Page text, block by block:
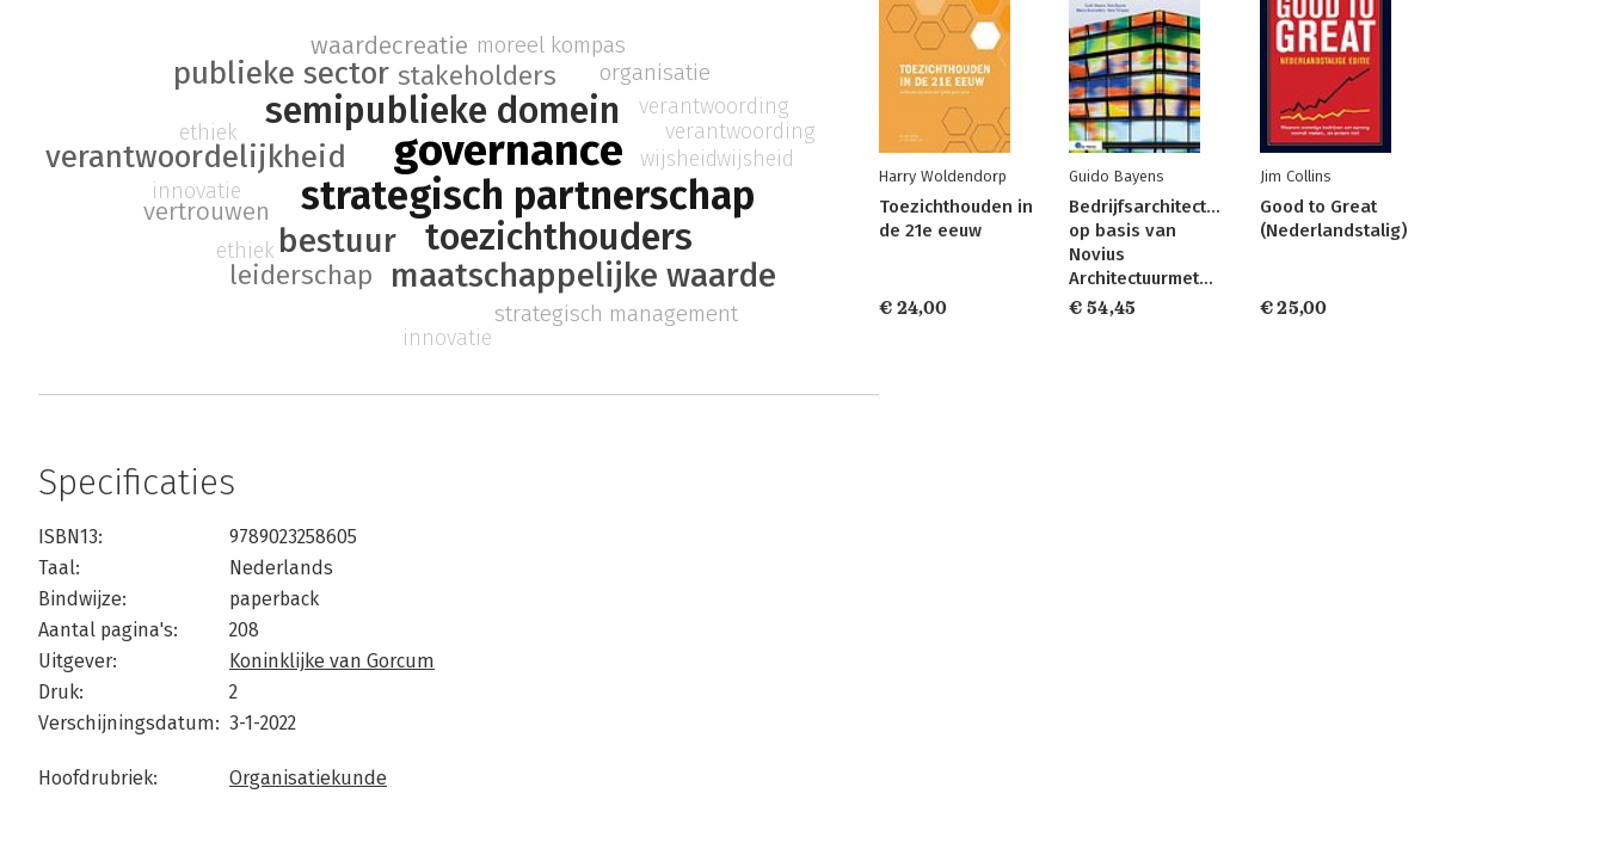
governance
strategisch partnerschap
semipublieke domein
toezichthouders
maatschappelijke waarde
bestuur
verantwoordelijkheid
publieke sector stakeholders
leiderschap
waardecreatie
vertrouwen
strategisch management
moreel kompas
organisatie
verantwoording
wijsheid
ethiek
innovatie
verantwoording
wijsheid
ethiek
innovatie
Specificaties
ISBN13:
9789023258605
Taal:
Nederlands
Bindwijze:
paperback
Aantal pagina's:
208
Uitgever:
Koninklijke van Gorcum
Druk:
2
Verschijningsdatum: 3-1-2022
Hoofdrubriek: Organisatiekunde
Harry Woldendorp
Toezichthouden in
de 21e eeuw
€ 24,00
Guido Bayens
Bedrijfsarchitectuur
op basis van
Novius
Architectuurmethode
€ 54,45
Jim Collins
Good to Great
(Nederlandstalig)
€ 25,00